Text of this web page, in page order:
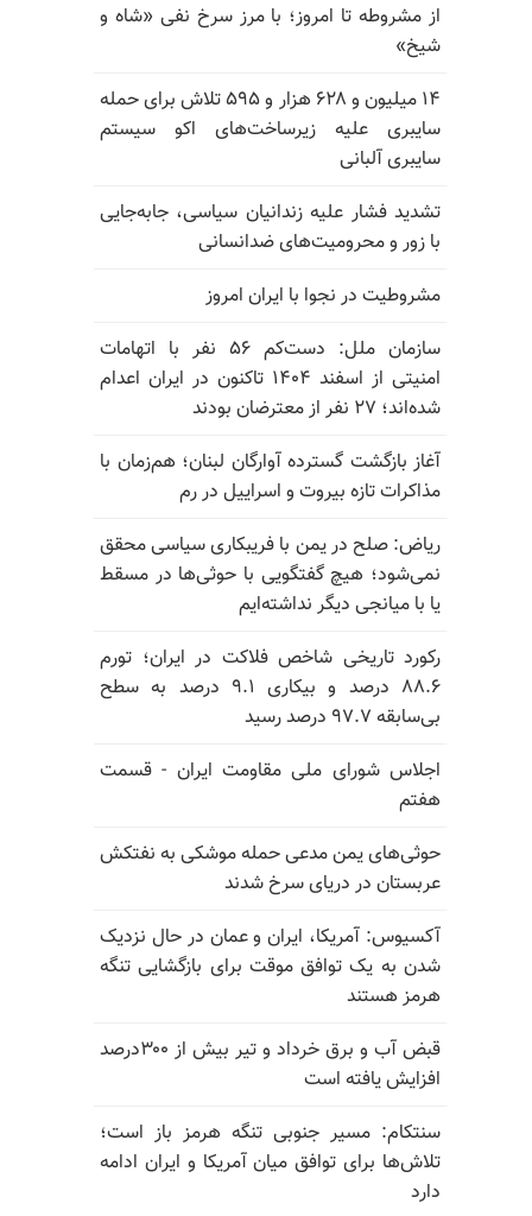
از مشروطه تا امروز؛ با مرز سرخ نفی «شاه و
شیخ»
۱۴ میلیون و ۶۲۸ هزار و ۵۹۵ تلاش برای حمله
سایبری علیه زیرساخت‌های اکو سیستم
سایبری آلبانی
تشدید فشار علیه زندانیان سیاسی، جابه‌جایی
با زور و محرومیت‌های ضدانسانی
مشروطیت در نجوا با ایران امروز
سازمان ملل: دست‌کم ۵۶ نفر با اتهامات
امنیتی از اسفند ۱۴۰۴ تاکنون در ایران اعدام
شده‌اند؛ ۲۷ نفر از معترضان بودند
آغاز بازگشت گسترده آوارگان لبنان؛ هم‌زمان با
مذاکرات تازه بیروت و اسراییل در رم
ریاض: صلح در یمن با فریبکاری سیاسی محقق
نمی‌شود؛ هیچ گفتگویی با حوثی‌ها در مسقط
یا با میانجی دیگر نداشته‌ایم
رکورد تاریخی شاخص فلاکت در ایران؛ تورم
۸۸.۶ درصد و بیکاری ۹.۱ درصد به سطح
بی‌سابقه ۹۷.۷ درصد رسید
اجلاس شورای ملی مقاومت ایران - قسمت
هفتم
حوثی‌های یمن مدعی حمله موشکی به نفتکش
عربستان در دریای سرخ شدند
آکسیوس: آمریکا، ایران و عمان در حال نزدیک
شدن به یک توافق موقت برای بازگشایی تنگه
هرمز هستند
قبض آب و برق خرداد و تیر بیش از ۳۰۰درصد
افزایش یافته است
سنتکام: مسیر جنوبی تنگه هرمز باز است؛
تلاش‌ها برای توافق میان آمریکا و ایران ادامه
دارد